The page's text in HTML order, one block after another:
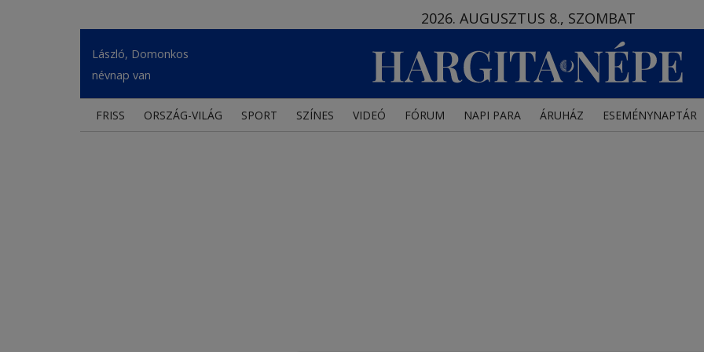
2026. AUGUSZTUS 8., SZOMBAT
László, Domonkos
névnap van
FRISS ORSZÁG-VILÁG SPORT SZÍNES VIDEÓ FÓRUM NAPI PARA ÁRUHÁZ ESEMÉNYNAPTÁR